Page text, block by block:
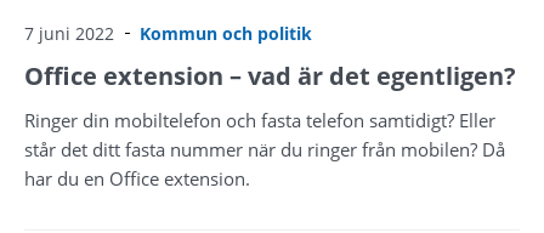
7 juni 2022 Kommun och politik
Office extension – vad är det egentligen?
Ringer din mobiltelefon och fasta telefon samtidigt? Eller
står det ditt fasta nummer när du ringer från mobilen? Då
har du en Office extension.